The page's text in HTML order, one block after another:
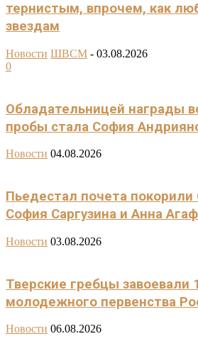
тернистым, впрочем, как
звездам
Новости ШВСМ - 03.08.2026
0
Обладательницей награды
пробы стала София
Новости 04.08.2026
Пьедестал почета
София Саргузина и Анна
Новости 03.08.2026
Тверские гребцы завоевали
молодежного первенства
Новости 06.08.2026